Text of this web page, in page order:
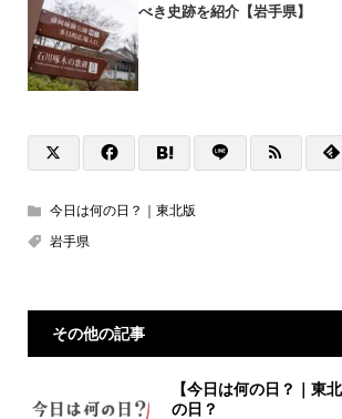
べき史跡を紹介【岩手県】
今日は何の日？｜東北版
岩手県
その他の記事
【今日は何の日？｜東
の日？